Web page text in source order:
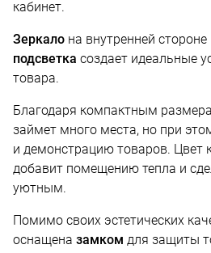
кабинет.
Зеркало на внутренней стороне
подсветка создает идеальные
товара.
Благодаря компактным
займет много места, но при
и демонстрацию товаров. Цвет
добавит помещению тепла и
уютным.
Помимо своих эстетических
оснащена замком для защиты